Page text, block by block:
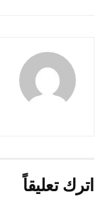
اترك تعليقاً